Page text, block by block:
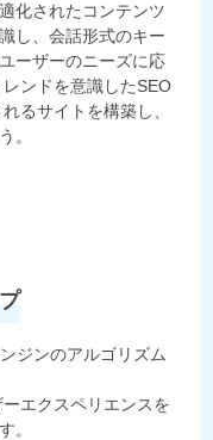
化されたコンテンツ
し、会話形式のキー
ーザーのニーズに応
ンドを意識したSEO
るサイトを構築し、
。
ジンのアルゴリズム
エクスペリエンスを
。